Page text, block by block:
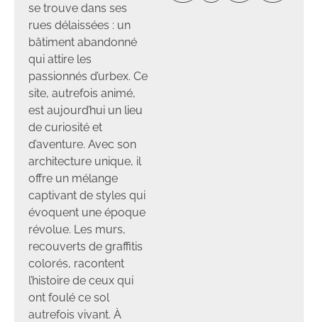
se trouve dans ses
rues délaissées : un
bâtiment abandonné
qui attire les
passionnés d’urbex. Ce
site, autrefois animé,
est aujourd’hui un lieu
de curiosité et
d’aventure. Avec son
architecture unique, il
offre un mélange
captivant de styles qui
évoquent une époque
révolue. Les murs,
recouverts de graffitis
colorés, racontent
l’histoire de ceux qui
ont foulé ce sol
autrefois vivant. À